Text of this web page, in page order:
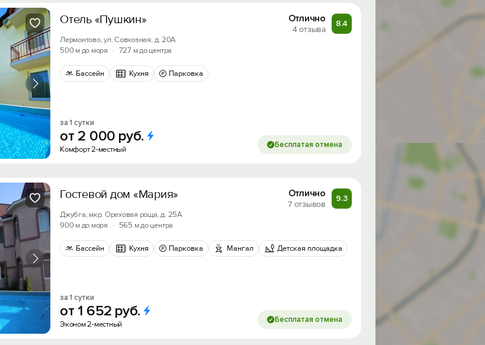
Отель «Пушкин» Отлично
4 отзыва
8.4
Лермонтово, ул. Совхозная, д. 20А
500 м до моря
· 727 м до центра
Бассейн Кухня Парковка
за 1 сутки
от 2 000 руб.
Комфорт 2-местный Бесплатая отмена
Гостевой дом «Мария» Отлично
7 отзывов
9.3
Джубга, мкр. Ореховая роща, д. 25А
900 м до моря
· 565 м до центра
Бассейн Кухня Парковка Мангал Детская площадка
за 1 сутки
от 1 652 руб.
Эконом 2-местный Бесплатая отмена